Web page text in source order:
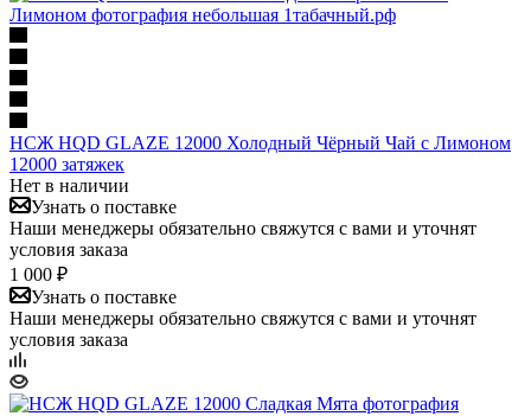
НСЖ HQD GLAZE 12000 Холодный Чёрный Чай с Лимоном
12000 затяжек
Нет в наличии
Узнать о поставке
Наши менеджеры обязательно свяжутся с вами и уточнят
условия заказа
1 000 ₽
Узнать о поставке
Наши менеджеры обязательно свяжутся с вами и уточнят
условия заказа